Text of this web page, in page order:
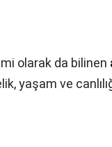
olarak da bilinen
yaşam ve